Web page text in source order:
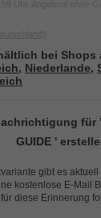
bei Shops
, Niederlande,
für
GUIDE '
gibt es
kostenlose E-Mail
diese Erinnerung